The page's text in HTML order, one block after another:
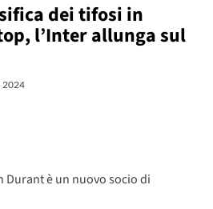
dei tifosi in
l’Inter allunga sul
2024
Durant è un nuovo socio di